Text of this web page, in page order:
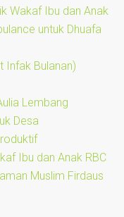
Wakaf Ibu dan Anak
untuk Dhuafa
Infak Bulanan)
Lembang
Desa
Ibu dan Anak RBC
Muslim Firdaus